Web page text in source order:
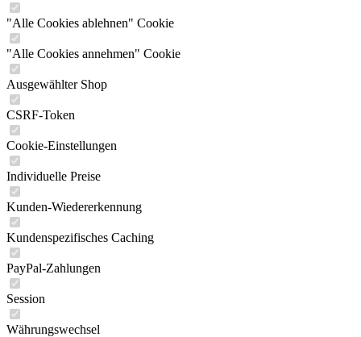
"Alle Cookies ablehnen" Cookie
"Alle Cookies annehmen" Cookie
Ausgewählter Shop
CSRF-Token
Cookie-Einstellungen
Individuelle Preise
Kunden-Wiedererkennung
Kundenspezifisches Caching
PayPal-Zahlungen
Session
Währungswechsel